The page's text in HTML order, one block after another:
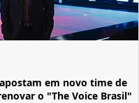
apostam em novo time de
o "The Voice Brasil"